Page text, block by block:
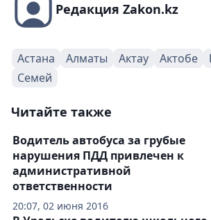
Редакция Zakon.kz
Астана Алматы Актау Актобе
Семей
Читайте также
20:07, 02 июня 2016
Водитель автобуса за грубые
нарушения ПДД привлечен к
административной
ответственности